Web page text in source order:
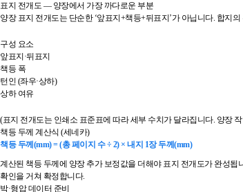
표지 전개도 — 양장에서 가장 까다로운 부분
양장 표지 전개도는 단순한 ‘앞표지+책등+뒤표지’가 아닙니다. 합지
구성 요소
앞표지·뒤표지
책등 폭
턴인 (좌우·상하)
상하 여유
(표지 전개도는 인쇄소 표준표에 따라 세부 수치가 달라집니다. 양장
책등 두께 계산식 (세네카)
책등 두께(mm) = (총 페이지 수 ÷ 2) × 내지 1장 두께(mm)
계산된 책등 두께에 양장 추가 보정값을 더해야 표지 전개도가 완성됩
확인을 거쳐 확정합니다.
박·형압 데이터 준비